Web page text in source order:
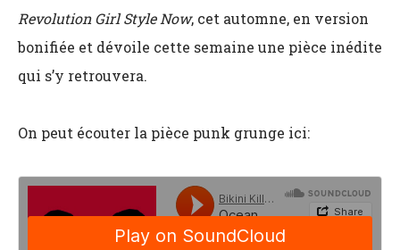
Revolution Girl Style Now, cet automne, en version
bonifiée et dévoile cette semaine une pièce inédite
qui s’y retrouvera.
On peut écouter la pièce punk grunge ici: